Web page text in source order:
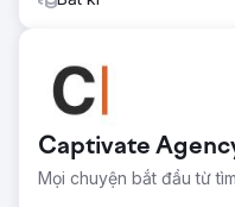
Captivate
Mọi chuyện bắt đầu từ